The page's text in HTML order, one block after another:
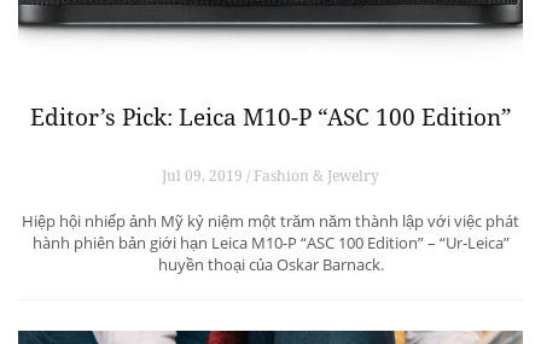
Editor’s Pick: Leica M10-P “ASC 100 Edition”
Jul 09, 2019 / Fashion & Jewelry
Hiệp hội nhiếp ảnh Mỹ kỷ niệm một trăm năm thành lập với việc phát
hành phiên bản giới hạn Leica M10-P “ASC 100 Edition” – “Ur-Leica”
huyền thoại của Oskar Barnack.